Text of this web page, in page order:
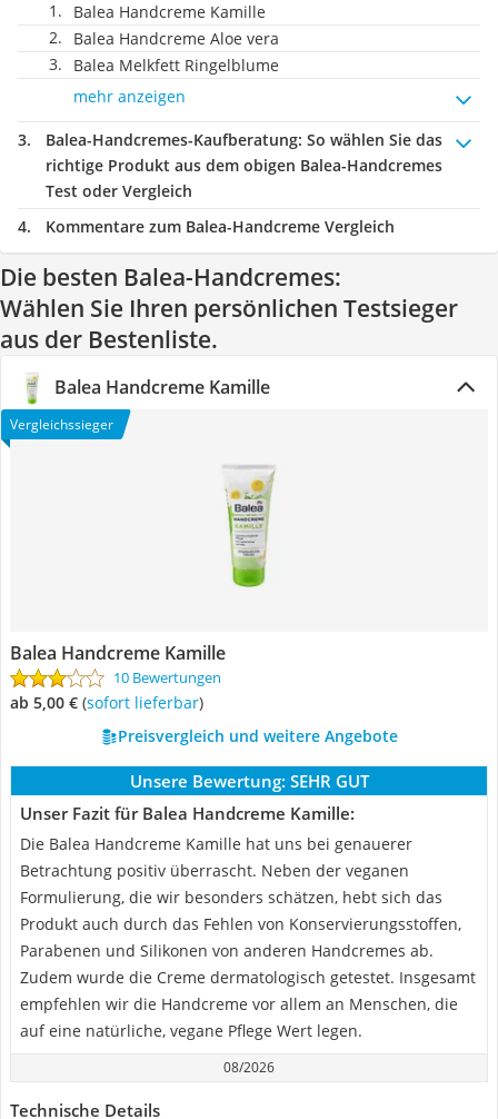
Balea Handcreme Kamille
Balea Handcreme Aloe vera
Balea Melkfett Ringelblume
mehr anzeigen
Balea-Handcremes-Kaufberatung: So wählen Sie das
richtige Produkt aus dem obigen Balea-Handcremes
Test oder Vergleich
Kommentare zum Balea-Handcreme Vergleich
Die besten Balea-Handcremes:
Wählen Sie Ihren persönlichen Testsieger
aus der Bestenliste.
Balea Handcreme Kamille
Vergleichssieger
Balea Handcreme Kamille
10 Bewertungen
ab 5,00 € ( Sofort lieferbar)
Preisvergleich und weitere Angebote
Unsere Bewertung: SEHR GUT
Unser Fazit für Balea Handcreme Kamille:
Die Balea Handcreme Kamille hat uns bei genauerer
Betrachtung positiv überrascht. Neben der veganen
Formulierung, die wir besonders schätzen, hebt sich das
Produkt auch durch das Fehlen von Konservierungsstoffen,
Parabenen und Silikonen von anderen Handcremes ab.
Zudem wurde die Creme dermatologisch getestet. Insgesamt
empfehlen wir die Handcreme vor allem an Menschen, die
auf eine natürliche, vegane Pflege Wert legen.
08/2026
Technische Details